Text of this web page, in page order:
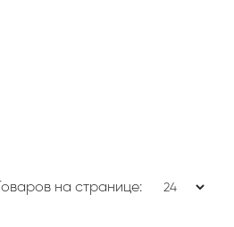
Товаров на странице: